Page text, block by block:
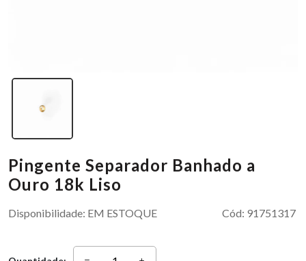
Pingente Separador Banhado a
Ouro 18k Liso
Disponibilidade: EM ESTOQUE Cód: 91751317